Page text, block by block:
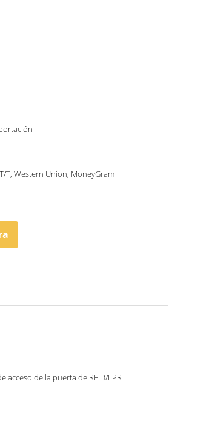
T, Western Union, MoneyGram
acceso de la puerta de RFID/LPR